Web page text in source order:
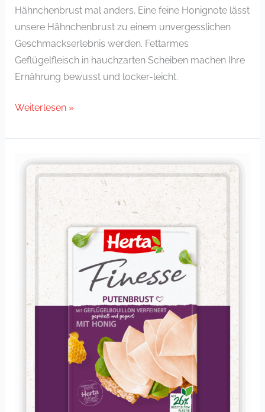
Hähnchenbrust mal anders. Eine feine Honignote lässt
unsere Hähnchenbrust zu einem unvergesslichen
Geschmackserlebnis werden. Fettarmes
Geflügelfleisch in hauchzarten Scheiben machen Ihre
Ernährung bewusst und locker-leicht.
Weiterlesen »
Putenbrust
Honig